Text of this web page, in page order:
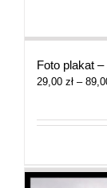
Foto plakat
29,00 zł –